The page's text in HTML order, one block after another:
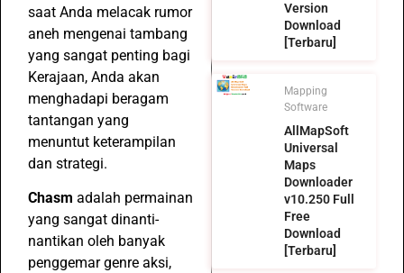
saat Anda melacak rumor
aneh mengenai tambang
yang sangat penting bagi
Kerajaan, Anda akan
menghadapi beragam
tantangan yang
menuntut keterampilan
dan strategi.
Chasm adalah permainan
yang sangat dinanti-
nantikan oleh banyak
penggemar genre aksi,
Version
Download
[Terbaru]
Mapping
Software
AllMapSoft
Universal
Maps
Downloader
v10.250 Full
Free
Download
[Terbaru]